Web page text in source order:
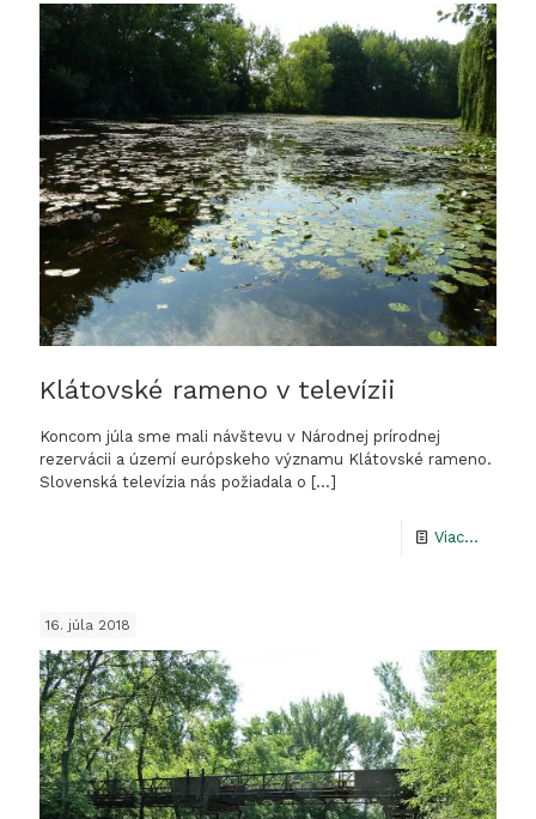
PR
a
UEV
piesky
a
Klátovské rameno v televízii
Koncom júla sme mali návštevu v Národnej prírodnej
rezervácii a území európskeho významu Klátovské rameno.
Slovenská televízia nás požiadala o […]
Viac...
televízii
16. júla 2018